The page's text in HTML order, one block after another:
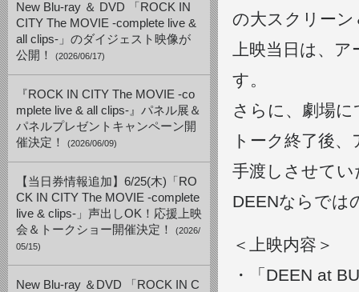
New Blu-ray ＆ DVD 「ROCK IN
CITY The MOVIE -complete live &
all clips-」のダイジェスト映像が
公開！
(2026/06/17)
『ROCK IN CITY The MOVIE -co
mplete live & all clips-』パネル展＆
パネルプレゼントキャンペーン開
催決定！
(2026/06/09)
【当日券情報追加】6/25(木)「RO
CK IN CITY The MOVIE -complete
live & clips-」声出しOK！応援上映
会＆トークショー開催決定！
(2026/
05/15)
New Blu-ray ＆DVD 「ROCK IN C
の大スクリー
上映当日は、
す。
さらに、劇場
トーク終了後
手渡しさせて
DEENならでは
＜上映内容＞
・「DEEN at